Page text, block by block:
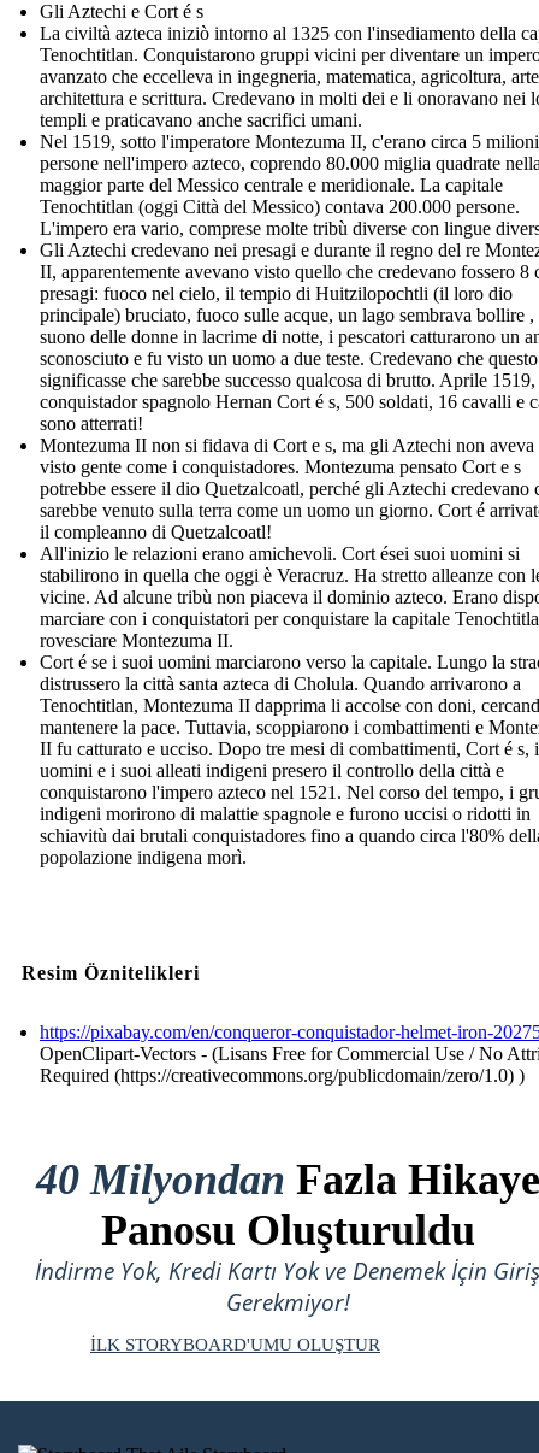
Gli Aztechi e Cort é s
La civiltà azteca iniziò intorno al 1325 con l'insediamento della
Tenochtitlan. Conquistarono gruppi vicini per diventare un
avanzato che eccelleva in ingegneria, matematica, agricoltura,
architettura e scrittura. Credevano in molti dei e li onoravano nei
templi e praticavano anche sacrifici umani.
Nel 1519, sotto l'imperatore Montezuma II, c'erano circa 5
persone nell'impero azteco, coprendo 80.000 miglia quadrate
maggior parte del Messico centrale e meridionale. La capitale
Tenochtitlan (oggi Città del Messico) contava 200.000 persone.
L'impero era vario, comprese molte tribù diverse con lingue
Gli Aztechi credevano nei presagi e durante il regno del re
II, apparentemente avevano visto quello che credevano fossero 8
presagi: fuoco nel cielo, il tempio di Huitzilopochtli (il loro dio
principale) bruciato, fuoco sulle acque, un lago sembrava bollire
suono delle donne in lacrime di notte, i pescatori catturarono un
sconosciuto e fu visto un uomo a due teste. Credevano che questo
significasse che sarebbe successo qualcosa di brutto. Aprile
conquistador spagnolo Hernan Cort é s, 500 soldati, 16 cavalli e
sono atterrati!
Montezuma II non si fidava di Cort e s, ma gli Aztechi non aveva
visto gente come i conquistadores. Montezuma pensato Cort e s
potrebbe essere il dio Quetzalcoatl, perché gli Aztechi credevano
sarebbe venuto sulla terra come un uomo un giorno. Cort é
il compleanno di Quetzalcoatl!
All'inizio le relazioni erano amichevoli. Cort ései suoi uomini si
stabilirono in quella che oggi è Veracruz. Ha stretto alleanze con
vicine. Ad alcune tribù non piaceva il dominio azteco. Erano
marciare con i conquistatori per conquistare la capitale
rovesciare Montezuma II.
Cort é se i suoi uomini marciarono verso la capitale. Lungo la
distrussero la città santa azteca di Cholula. Quando arrivarono a
Tenochtitlan, Montezuma II dapprima li accolse con doni,
mantenere la pace. Tuttavia, scoppiarono i combattimenti e
II fu catturato e ucciso. Dopo tre mesi di combattimenti, Cort é s,
uomini e i suoi alleati indigeni presero il controllo della città e
conquistarono l'impero azteco nel 1521. Nel corso del tempo, i
indigeni morirono di malattie spagnole e furono uccisi o ridotti in
schiavitù dai brutali conquistadores fino a quando circa l'80%
popolazione indigena morì.
Resim Öznitelikleri
https://pixabay.com/en/conqueror-conquistador-helmet-iron-
OpenClipart-Vectors - (Lisans Free for Commercial Use / No
Required (https://creativecommons.org/publicdomain/zero/1.0) )
40 Milyondan Fazla Hikaye
Panosu Oluşturuldu
İndirme Yok, Kredi Kartı Yok ve Denemek İçin Giriş
Gerekmiyor!
İLK STORYBOARD'UMU OLUŞTUR